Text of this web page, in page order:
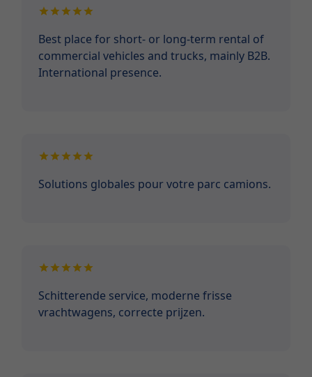
Best place for short- or long-term rental of
commercial vehicles and trucks, mainly B2B.
International presence.
Solutions globales pour votre parc camions.
Schitterende service, moderne frisse
vrachtwagens, correcte prijzen.